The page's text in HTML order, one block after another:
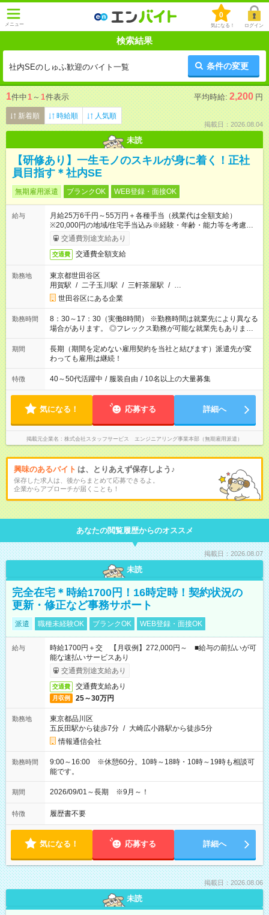
メニュー
0
気になる！ ログイン
検索結果
社内SEのしゅふ歓迎のバイト一覧 条件の変更
1件中1 ～ 1件表示 平均時給: 2,200 円
新着順 時給順 人気順
掲載日：2026.08.04
未読
【研修あり】一生モノのスキルが身に着く！正社
員目指す＊社内SE
無期雇用派遣 ブランクOK WEB登録・面接OK
給与
月給25万6千円～55万円＋各種手当（残業代は全額支給）
※20,000円の地域/住宅手当込み※経験・年齢・能力等を考慮し
て加給・優遇します。★同一就業先で1年以上継続したら月1万
円の継続手当支給
交通費別途支給あり
交通費 交通費全額支給
勤務地
東京都世田谷区
用賀駅 / 二子玉川駅 / 三軒茶屋駅 / …
世田谷区にある企業
勤務時間
8：30～17：30（実働8時間） ※勤務時間は就業先により異なる
場合があります。 ◎フレックス勤務が可能な就業先もありま
す。 ◎今よりもさらに働きやすい環境をつくるべく、 働き方
改革に全社をあげて取り組んでいます。
期間
長期（期間を定めない雇用契約を当社と結びます）派遣先が変
わっても雇用は継続！
特徴 40～50代活躍中 / 服装自由 / 10名以上の大量募集
気になる！ 応募する 詳細へ
掲載元企業名 株式会社スタッフサービス エンジニアリング事業本部（無期雇用派遣）
興味のあるバイト は、とりあえず保存しよう♪
保存した求人は、後からまとめて応募できるよ。
企業からアプローチが届くことも！
あなたの閲覧履歴からのオススメ
掲載日：2026.08.07
未読
完全在宅＊時給1700円！16時定時！契約状況の
更新・修正など事務サポート
派遣 職種未経験OK ブランクOK WEB登録・面接OK
給与
時給1700円＋交 【月収例】272,000円～ ■給与の前払いが可
能な速払いサービスあり
交通費別途支給あり
交通費 交通費支給あり
月収例 25～30万円
勤務地
東京都品川区
五反田駅から徒歩7分 / 大崎広小路駅から徒歩5分
情報通信会社
勤務時間
9:00～16:00 ※休憩60分。10時～18時・10時～19時も相談可
能です。
期間 2026/09/01～長期 ※9月～！
特徴 履歴書不要
気になる！ 応募する 詳細へ
掲載日：2026.08.06
未読